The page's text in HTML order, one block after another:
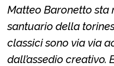
Matteo Baronetto sta
santuario della
classici sono via via
dall’assedio creativo.